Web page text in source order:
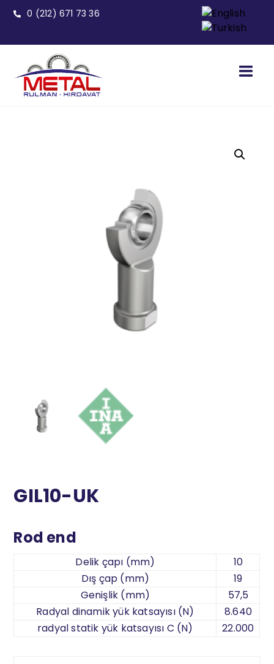
0 (212) 671 73 36
GIL10-UK
Rod end
Delik çapı (mm)
10
Dış çap (mm)
19
Genişlik (mm)
57,5
Radyal dinamik yük katsayısı (N)
8.640
radyal statik yük katsayısı C (N)
22.000